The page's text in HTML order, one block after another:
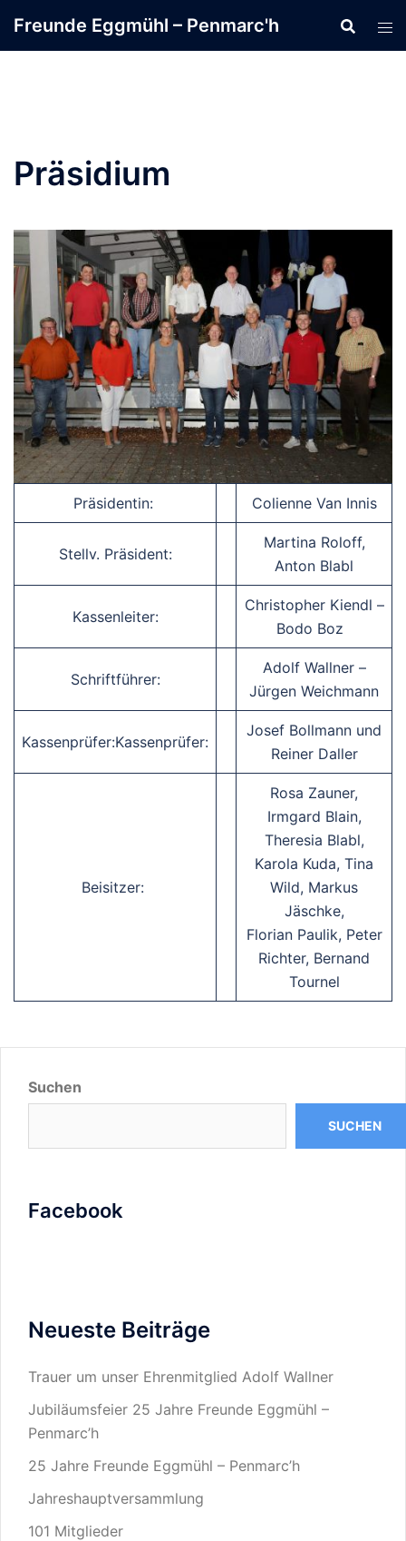
Inhalt
Freunde Eggmühl – Penmarc'h
Präsidium
Präsidentin: Colienne Van Innis
Stellv. Präsident:
Martina Roloff,
Anton Blabl
Kassenleiter:
Christopher Kiendl –
Bodo Boz
Schriftführer:
Adolf Wallner –
Jürgen Weichmann
Kassenprüfer:Kassenprüfer:
Josef Bollmann und
Reiner Daller
Beisitzer:
Rosa Zauner,
Irmgard Blain,
Theresia Blabl,
Karola Kuda, Tina
Wild, Markus
Jäschke,
Florian Paulik, Peter
Richter, Bernand
Tournel
Suchen
SUCHEN
Facebook
Neueste Beiträge
Trauer um unser Ehrenmitglied Adolf Wallner
Jubiläumsfeier 25 Jahre Freunde Eggmühl –
Penmarc’h
25 Jahre Freunde Eggmühl – Penmarc’h
Jahreshauptversammlung
101 Mitglieder